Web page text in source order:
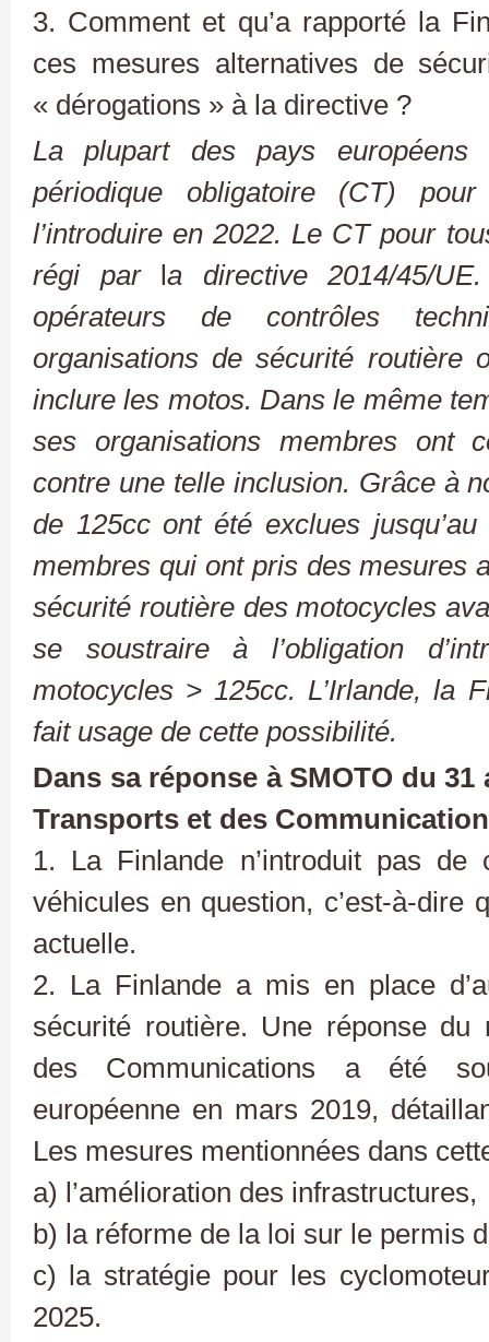
3. Comment et qu’a rapporté la
ces mesures alternatives de
« dérogations » à la directive ?
La plupart des pays européens
périodique obligatoire (CT)
l’introduire en 2022. Le CT pour
régi parl a directive 2014/45/
opérateurs de contrôles
organisations de sécurité routière
inclure les motos. Dans le même
ses organisations membres ont
contre une telle inclusion. Grâce à
de 125cc ont été exclues
membres qui ont pris des mesures
sécurité routière des motocycles
se soustraire à l’obligation
motocycles > 125cc. L’Irlande, la
fait usage de cette possibilité.
Dans sa réponse à SMOTO du
Transports et des
1. La Finlande n’introduit pas de
véhicules en question, c’est-à-dire
actuelle.
2. La Finlande a mis en place
sécurité routière. Une réponse du
des Communications a été
européenne en mars 2019,
Les mesures mentionnées dans
a) l’amélioration des infrastructures,
b) la réforme de la loi sur le permis
c) la stratégie pour les
2025.